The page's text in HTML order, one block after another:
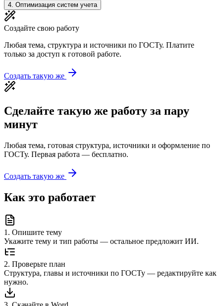
4 Оптимизация систем учета
Создайте свою работу
Любая тема, структура и источники по ГОСТу. Платите
только за доступ к готовой работе.
Создать такую же
Сделайте такую же работу за пару
минут
Любая тема, готовая структура, источники и оформление по
ГОСТу. Первая работа — бесплатно.
Создать такую же
Как это работает
1 . Опишите тему
Укажите тему и тип работы — остальное предложит ИИ.
2. Проверьте план
Структура, главы и источники по ГОСТу — редактируйте как
нужно.